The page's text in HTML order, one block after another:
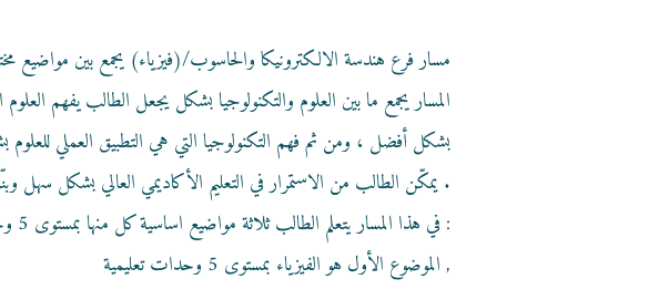
المسار يجمع ما بين العلوم والتكنولوجيا بشكل يجعل الطالب يفهم
بشكل أفضل ، ومن ثم فهم التكنولوجيا التي هي التطبيق العملي
يمكّن الطالب من الاستمرار في التعليم الأكاديمي العالي بشكل سهل وبنّاء .
في هذا المسار يتعلم الطالب ثلاثة مواضيع اساسية كل منها بمستوى 5 وحدات تعليمية :
الموضوع الأول هو الفيزياء بمستوى 5 وحدات تعليمية ,